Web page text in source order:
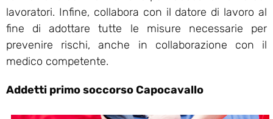
lavoratori. Infine, collabora con il datore di lavoro al
fine di adottare tutte le misure necessarie per
prevenire rischi, anche in collaborazione con il
medico competente.
Addetti primo soccorso Capocavallo